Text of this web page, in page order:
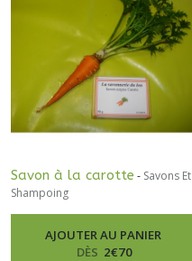
Savon à la carotte - Savons Et
Shampoing
AJOUTER AU PANIER
DÈS 2€70